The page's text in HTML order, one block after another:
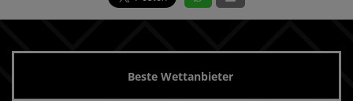
Beste Wettanbieter